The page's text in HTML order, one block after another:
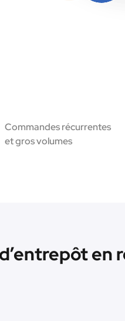
Commandes récurrentes
et gros volumes
en